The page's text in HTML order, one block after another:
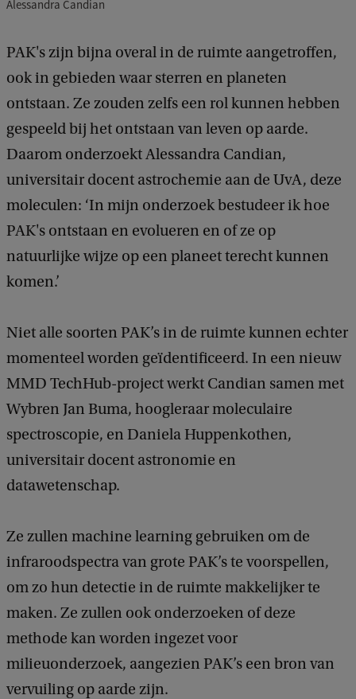
Alessandra Candian
PAK's zijn bijna overal in de ruimte aangetroffen,
ook in gebieden waar sterren en planeten
ontstaan. Ze zouden zelfs een rol kunnen hebben
gespeeld bij het ontstaan van leven op aarde.
Daarom onderzoekt Alessandra Candian,
universitair docent astrochemie aan de UvA, deze
moleculen: ‘In mijn onderzoek bestudeer ik hoe
PAK's ontstaan en evolueren en of ze op
natuurlijke wijze op een planeet terecht kunnen
komen.’
Niet alle soorten PAK’s in de ruimte kunnen echter
momenteel worden geïdentificeerd. In een nieuw
MMD TechHub-project werkt Candian samen met
Wybren Jan Buma, hoogleraar moleculaire
spectroscopie, en Daniela Huppenkothen,
universitair docent astronomie en
datawetenschap.
Ze zullen machine learning gebruiken om de
infraroodspectra van grote PAK’s te voorspellen,
om zo hun detectie in de ruimte makkelijker te
maken. Ze zullen ook onderzoeken of deze
methode kan worden ingezet voor
milieuonderzoek, aangezien PAK’s een bron van
vervuiling op aarde zijn.